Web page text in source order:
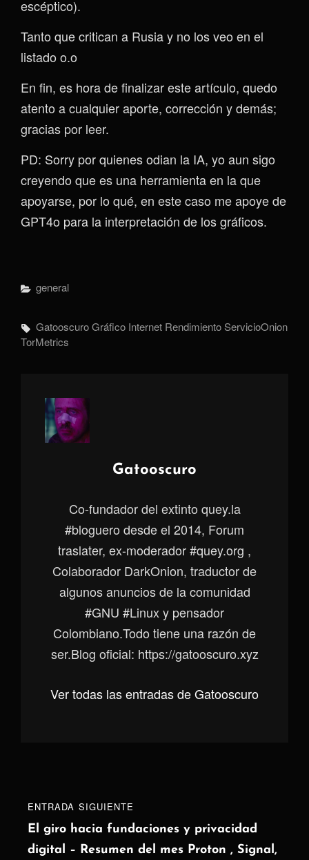
escéptico).
Tanto que critican a Rusia y no los veo en el
listado o.o
En fin, es hora de finalizar este artículo, quedo
atento a cualquier aporte, corrección y demás;
gracias por leer.
PD: Sorry por quienes odian la IA, yo aun sigo
creyendo que es una herramienta en la que
apoyarse, por lo qué, en este caso me apoye de
GPT4o para la interpretación de los gráficos.
Categorías
General
Etiquetas,
GatooscuroGráfico Internet RendimientoServicioOnion
TorMetrics
Autor:
Gatooscuro
Co-fundador del extinto quey.la
#bloguero desde el 2014, Forum
traslater, ex-moderador #quey.org ,
Colaborador DarkOnion, traductor de
algunos anuncios de la comunidad
#GNU #Linux y pensador
Colombiano.Todo tiene una razón de
ser.Blog oficial: https://gatooscuro.xyz
Ver todas las entradas de Gatooscuro
Navegación
de
entradas
Entrada
siguiente
ENTRADA SIGUIENTE
El giro hacia fundaciones y privacidad
digital – Resumen del mes Proton , Signal,